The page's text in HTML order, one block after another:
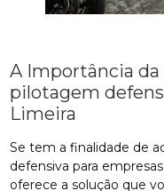
A Importância
pilotagem
Limeira
Se tem a finalidade de
defensiva para
oferece a solução que